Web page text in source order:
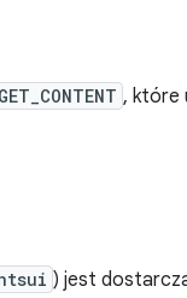
GET_CONTENT , które
) jest